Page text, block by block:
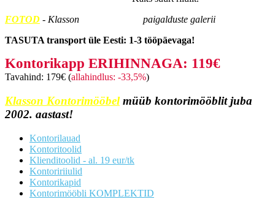
FOTOD - Klasson
paigalduste galerii
TASUTA transport üle Eesti: 1-3 tööpäevaga!
Kontorikapp ERIHINNAGA: 119€
Tavahind: 179€ (allahindlus: -33,5%)
Klasson Kontorimööbelmüüb kontorimööblit juba
2002. aastast!
Kontorilauad
Kontoritoolid
Klienditoolid - al. 19 eur/tk
Kontoririiulid
Kontorikapid
Kontorimööbli KOMPLEKTID